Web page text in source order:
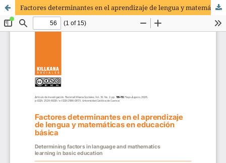
Factores determinantes en el aprendizaje de lengua y matemáticas en educación básica